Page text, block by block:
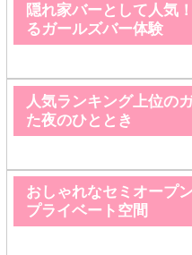
隠れ家バーとして人気
るガールズバー体験
人気ランキング上位の
た夜のひととき
おしゃれなセミオープ
プライベート空間